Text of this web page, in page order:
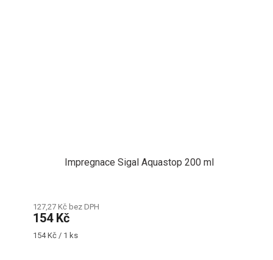
Impregnace Sigal Aquastop 200 ml
127,27 Kč bez DPH
154 Kč
Měrná
154 Kč / 1 ks